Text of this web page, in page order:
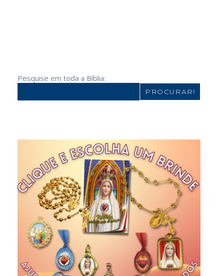
Pesquise em toda a Bíblia: